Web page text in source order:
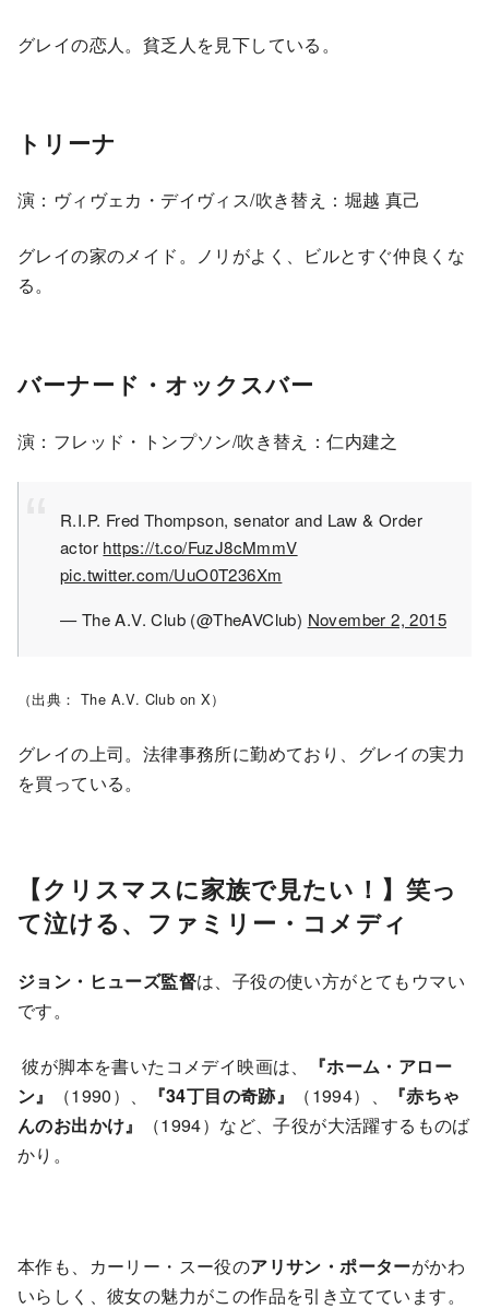
グレイの恋人。貧乏人を見下している。
トリーナ
演：ヴィヴェカ・デイヴィス/吹き替え：堀越 真己
グレイの家のメイド。ノリがよく、ビルとすぐ仲良くな
る。
バーナード・オックスバー
演：フレッド・トンプソン/吹き替え：仁内建之
R.I.P. Fred Thompson, senator and Law & Order
actor https://t.co/FuzJ8cMmmV
pic.twitter.com/UuO0T236Xm
— The A.V. Club (@TheAVClub) November 2, 2015
（出典： The A.V. Club on X）
グレイの上司。法律事務所に勤めており、グレイの実力
を買っている。
【クリスマスに家族で見たい！】笑っ
て泣ける、ファミリー・コメディ
ジョン・ヒューズ監督は、子役の使い方がとてもウマい
です。
彼が脚本を書いたコメデイ映画は、
『ホーム・アロー
ン』
（1990）、 『34丁目の奇跡』 （1994）、
『赤ちゃ
んのお出かけ』
（1994）など、子役が大活躍するものば
かり。
本作も、カーリー・スー役のアリサン・ポーターがかわ
いらしく、彼女の魅力がこの作品を引き立てています。